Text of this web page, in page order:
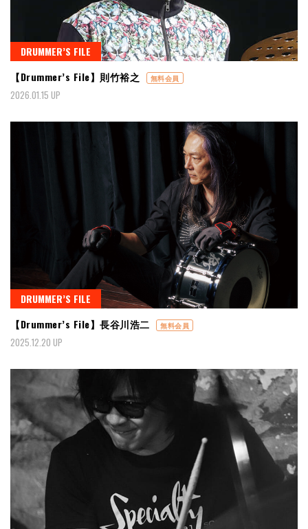
DRUMMER’S FILE
【Drummer’s File】則竹裕之
無料会員
2026.01.15 UP
DRUMMER’S FILE
【Drummer’s File】長谷川浩二
無料会員
2025.12.20 UP